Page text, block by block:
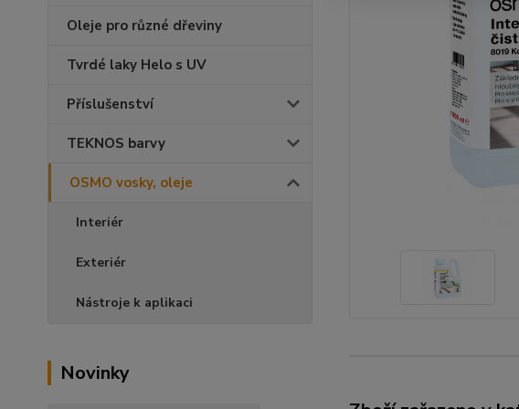
Oleje pro různé dřeviny
Tvrdé laky Helo s UV
Příslušenství
TEKNOS barvy
OSMO vosky, oleje
Interiér
Exteriér
Nástroje k aplikaci
Novinky